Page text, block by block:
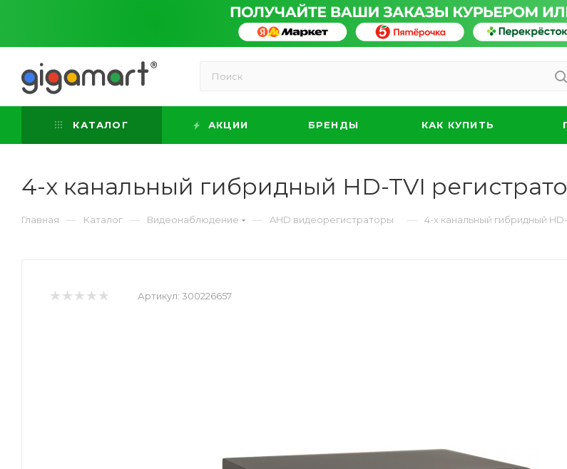
КАТАЛОГ АКЦИИ БРЕНДЫ КАК КУПИТЬ
4-х канальный гибридный HD-TVI
Главная — Каталог — Видеонаблюдение — AHD видеорегистраторы — 4-х канальный гибридный
Артикул: 300226657